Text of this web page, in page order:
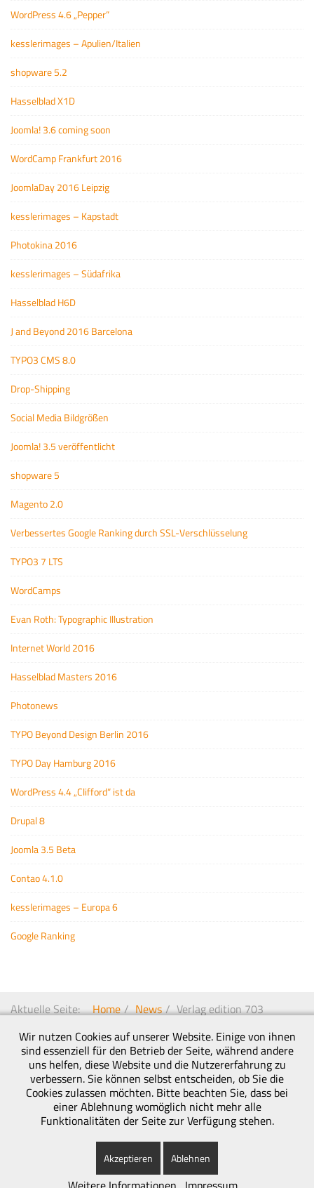
WordPress 4.6 „Pepper“
kesslerimages – Apulien/Italien
shopware 5.2
Hasselblad X1D
Joomla! 3.6 coming soon
WordCamp Frankfurt 2016
JoomlaDay 2016 Leipzig
kesslerimages – Kapstadt
Photokina 2016
kesslerimages – Südafrika
Hasselblad H6D
J and Beyond 2016 Barcelona
TYPO3 CMS 8.0
Drop-Shipping
Social Media Bildgrößen
Joomla! 3.5 veröffentlicht
shopware 5
Magento 2.0
Verbessertes Google Ranking durch SSL-Verschlüsselung
TYPO3 7 LTS
WordCamps
Evan Roth: Typographic Illustration
Internet World 2016
Hasselblad Masters 2016
Photonews
TYPO Beyond Design Berlin 2016
TYPO Day Hamburg 2016
WordPress 4.4 „Clifford“ ist da
Drupal 8
Joomla 3.5 Beta
Contao 4.1.0
kesslerimages – Europa 6
Google Ranking
Aktuelle Seite: Home News Verlag edition 703
Copyright © 2026 Kessler-Medien – Werbeagentur & Medienagentur. Alle Rechte
vorbehalten.
Impressum|Datenschutz|Sitemap
Wir nutzen Cookies auf unserer Website. Einige von ihnen
sind essenziell für den Betrieb der Seite, während andere
uns helfen, diese Website und die Nutzererfahrung zu
verbessern. Sie können selbst entscheiden, ob Sie die
Cookies zulassen möchten. Bitte beachten Sie, dass bei
einer Ablehnung womöglich nicht mehr alle
Funktionalitäten der Seite zur Verfügung stehen.
Akzeptieren Ablehnen